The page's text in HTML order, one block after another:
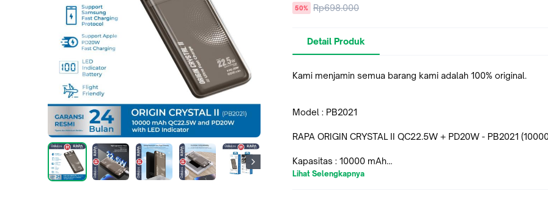
diskon
50%
Harga
Rp698.000
Detail Produk
Kami menjamin semua barang kami adalah 100% original.
Model : PB2021
RAPA ORIGIN CRYSTAL II QC22.5W + PD20W - PB2021
Kapasitas : 10000 mAh
Baterai : Lithium Polymer
Lihat Selengkapnya